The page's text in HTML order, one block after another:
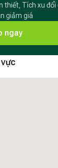
thiết, Tích xu đổi
giảm giá
ngay